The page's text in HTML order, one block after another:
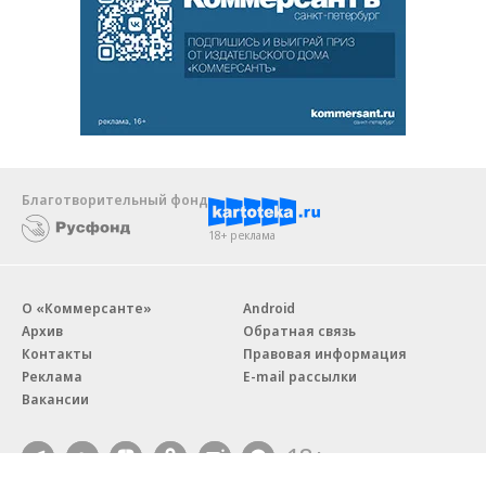
Благотворительный фонд
18+ реклама
О «Коммерсанте»
Архив
Контакты
Реклама
Вакансии
Android
Обратная связь
Правовая информация
E-mail рассылки
18+